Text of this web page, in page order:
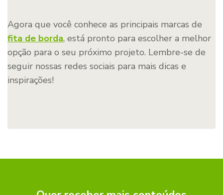
Agora que você conhece as principais marcas de
fita de borda, está pronto para escolher a melhor
opção para o seu próximo projeto. Lembre-se de
seguir nossas redes sociais para mais dicas e
inspirações!